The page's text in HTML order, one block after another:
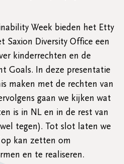
Week bieden het Etty
Saxion Diversity Office een
kinderrechten en de
Goals. In deze presentatie
maken met de rechten van
gaan we kijken wat
is in NL en in de rest van
tegen). Tot slot laten we
kan zetten om
en te realiseren.